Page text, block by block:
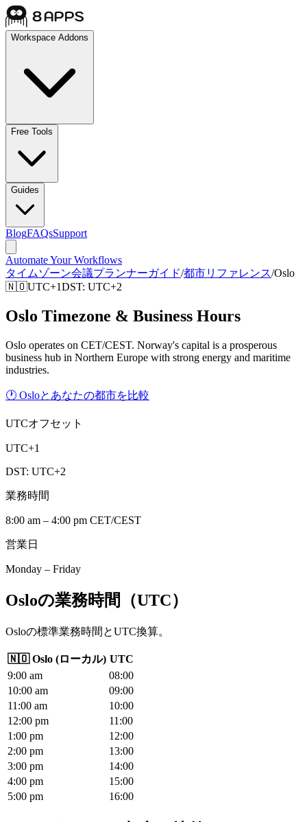
Workspace Addons
Free Tools
Guides
BlogFAQsSupport
Automate Your Workflows
タイムゾーン会議プランナーガイド/都市リファレンス/Oslo
🇳🇴UTC+1DST: UTC+2
Oslo Timezone & Business Hours
Oslo operates on CET/CEST. Norway's capital is a prosperous
business hub in Northern Europe with strong energy and maritime
industries.
🕐 Osloとあなたの都市を比較
UTCオフセット
UTC+1
DST: UTC+2
業務時間
8:00 am – 4:00 pm CET/CEST
営業日
Monday – Friday
Osloの業務時間（UTC）
Osloの標準業務時間とUTC換算。
🇳🇴 Oslo (ローカル) UTC
9:00 am 08:00
10:00 am 09:00
11 :00 am 10:00
12:00 pm 11 :00
1 :00 pm 12:00
2:00 pm 13:00
3:00 pm 14:00
4:00 pm 15:00
5:00 pm 16:00